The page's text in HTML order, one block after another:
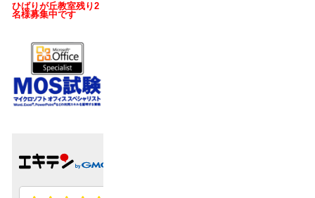
ひばりが丘教室残り2
名様募集中です